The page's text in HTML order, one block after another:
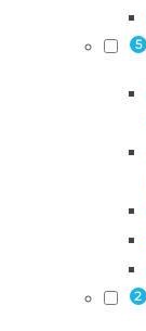
5
2